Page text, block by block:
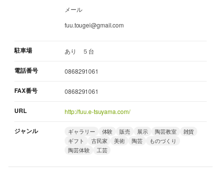
メール
fuu.tougei@gmail.com
駐車場 あり ５台
電話番号 0868291061
FAX番号 0868291061
URL http://fuu.e-tsuyama.com/
ジャンル ギャラリー 体験 販売 展示 陶芸教室
雑貨
ギフト
古民家 美術 陶芸
ものづくり
陶芸体験
工芸